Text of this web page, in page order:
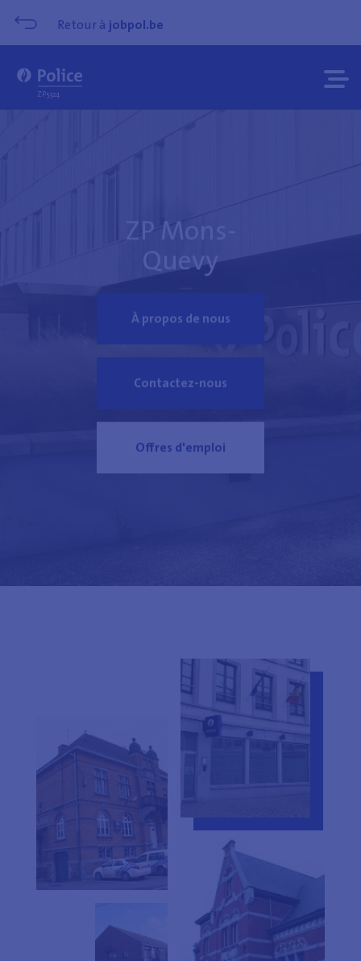
Retour à jobpol.be
ZP5324
Ouvrir
ZP Mons-
Quevy
À propos de nous
Contactez-nous
Offres d'emploi